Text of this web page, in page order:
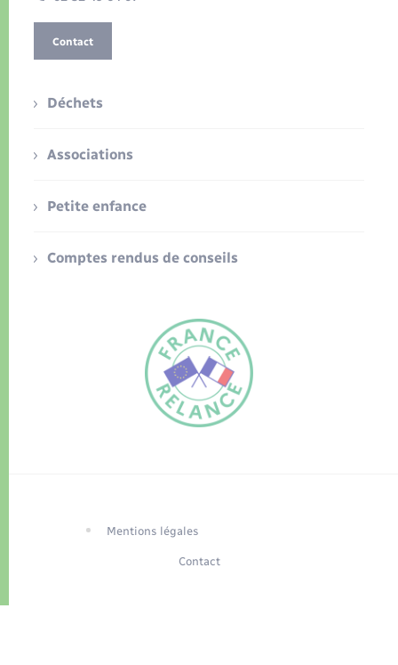
Contact
Déchets
Associations
Petite enfance
Comptes rendus de conseils
Mentions légales
Contact